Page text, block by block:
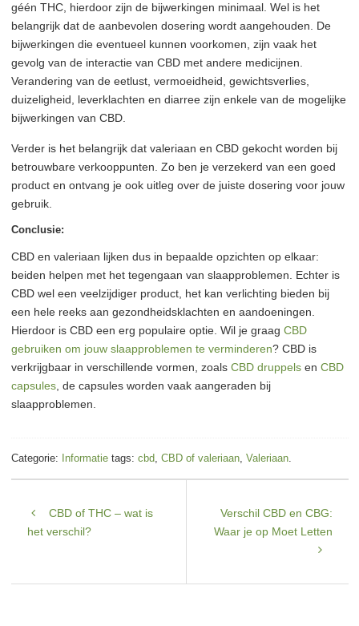
géén THC, hierdoor zijn de bijwerkingen minimaal. Wel is het
belangrijk dat de aanbevolen dosering wordt aangehouden. De
bijwerkingen die eventueel kunnen voorkomen, zijn vaak het
gevolg van de interactie van CBD met andere medicijnen.
Verandering van de eetlust, vermoeidheid, gewichtsverlies,
duizeligheid, leverklachten en diarree zijn enkele van de mogelijke
bijwerkingen van CBD.
Verder is het belangrijk dat valeriaan en CBD gekocht worden bij
betrouwbare verkooppunten. Zo ben je verzekerd van een goed
product en ontvang je ook uitleg over de juiste dosering voor jouw
gebruik.
Conclusie:
CBD en valeriaan lijken dus in bepaalde opzichten op elkaar:
beiden helpen met het tegengaan van slaapproblemen. Echter is
CBD wel een veelzijdiger product, het kan verlichting bieden bij
een hele reeks aan gezondheidsklachten en aandoeningen.
Hierdoor is CBD een erg populaire optie. Wil je graag CBD
gebruiken om jouw slaapproblemen te verminderen? CBD is
verkrijgbaar in verschillende vormen, zoals CBD druppelsen CBD
capsules, de capsules worden vaak aangeraden bij
slaapproblemen.
Categorie: Informatietags: cbd, CBD of valeriaan, Valeriaan.
CBD of THC – wat is
het verschil?
Verschil CBD en CBG:
Waar je op Moet Letten